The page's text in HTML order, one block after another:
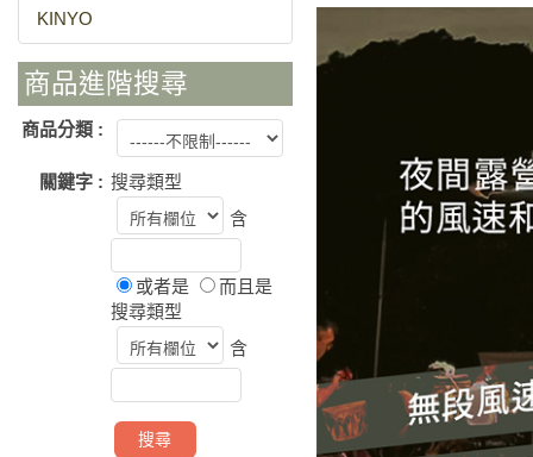
KINYO
商品進階搜尋
商品分類 :
關鍵字 : 搜尋類型
含
或者是
而且是
搜尋類型
含